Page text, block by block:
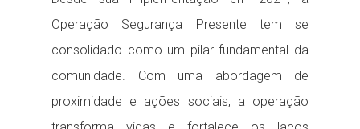
Operação Segurança Presente tem se
consolidado como um pilar fundamental da
comunidade. Com uma abordagem de
proximidade e ações sociais, a operação